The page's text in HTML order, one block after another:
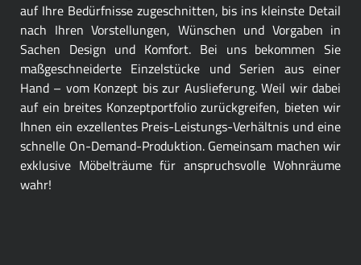
auf Ihre Bedürfnisse zugeschnitten, bis ins kleinste Detail
nach Ihren Vorstellungen, Wünschen und Vorgaben in
Sachen Design und Komfort. Bei uns bekommen Sie
maßgeschneiderte Einzelstücke und Serien aus einer
Hand – vom Konzept bis zur Auslieferung. Weil wir dabei
auf ein breites Konzeptportfolio zurückgreifen, bieten wir
Ihnen ein exzellentes Preis-Leistungs-Verhältnis und eine
schnelle On-Demand-Produktion. Gemeinsam machen wir
exklusive Möbelträume für anspruchsvolle Wohnräume
wahr!